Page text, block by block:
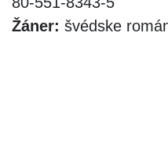
Žáner: švédske